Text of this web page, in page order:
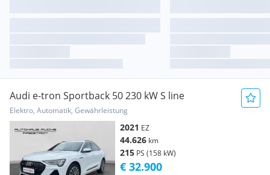
Audi e-tron Sportback 50 230 kW S line
Elektro, Automatik, Gewährleistung
2021 EZ
44.626 km
215 PS (158 kW)
€ 32.900